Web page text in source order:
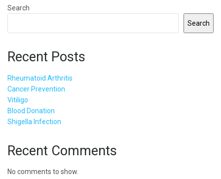
Search
Search
Recent Posts
Rheumatoid Arthritis
Cancer Prevention
Vitiligo
Blood Donation
Shigella Infection
Recent Comments
No comments to show.